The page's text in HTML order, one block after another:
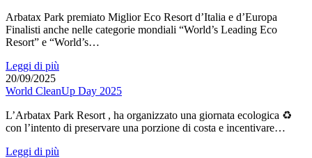
Arbatax Park premiato Miglior Eco Resort d’Italia e d’Europa
Finalisti anche nelle categorie mondiali “World’s Leading Eco
Resort” e “World’s…
Leggi di più
20/09/2025
World CleanUp Day 2025
L’Arbatax Park Resort , ha organizzato una giornata ecologica ♻
con l’intento di preservare una porzione di costa e incentivare…
Leggi di più